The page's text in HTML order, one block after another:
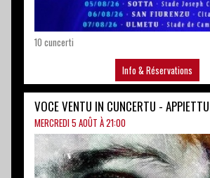
VOCE VENTU IN CUNCERTU - APPIETTU
MERCREDI 5 AOÛT À 21:00